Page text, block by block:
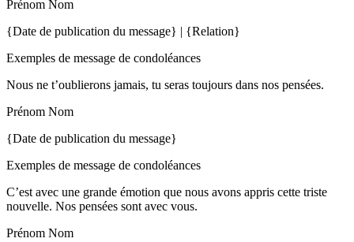
Prénom Nom
{Date de publication du message} | {Relation}
Exemples de message de condoléances
Nous ne t’oublierons jamais, tu seras toujours dans nos pensées.
Prénom Nom
{Date de publication du message}
Exemples de message de condoléances
C’est avec une grande émotion que nous avons appris cette triste
nouvelle. Nos pensées sont avec vous.
Prénom Nom